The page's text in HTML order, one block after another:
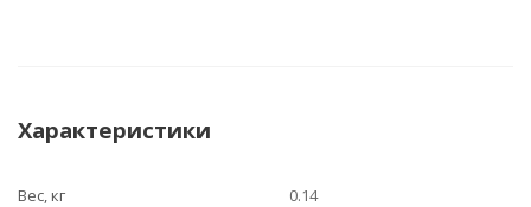
Характеристики
Вес, кг 0.14